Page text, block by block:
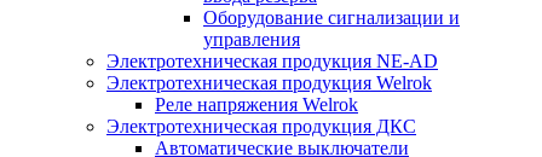
Оборудование сигнализации и
управления
Электротехническая продукция NE-AD
Электротехническая продукция Welrok
Реле напряжения Welrok
Электротехническая продукция ДКС
Автоматические выключатели